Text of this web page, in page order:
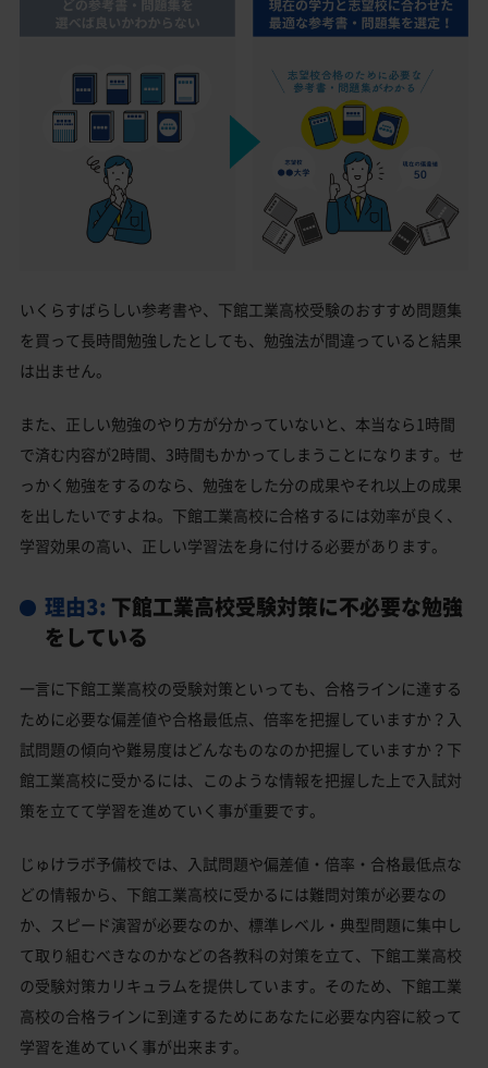
いくらすばらしい参考書や、下館工業高校受験のおすすめ問題集
を買って長時間勉強したとしても、勉強法が間違っていると結果
は出ません。
また、正しい勉強のやり方が分かっていないと、本当なら1時間
で済む内容が2時間、3時間もかかってしまうことになります。せ
っかく勉強をするのなら、勉強をした分の成果やそれ以上の成果
を出したいですよね。下館工業高校に合格するには効率が良く、
学習効果の高い、正しい学習法を身に付ける必要があります。
理由3: 下館工業高校受験対策に不必要な勉強
をしている
一言に下館工業高校の受験対策といっても、合格ラインに達する
ために必要な偏差値や合格最低点、倍率を把握していますか？入
試問題の傾向や難易度はどんなものなのか把握していますか？下
館工業高校に受かるには、このような情報を把握した上で入試対
策を立てて学習を進めていく事が重要です。
じゅけラボ予備校では、入試問題や偏差値・倍率・合格最低点な
どの情報から、下館工業高校に受かるには難問対策が必要なの
か、スピード演習が必要なのか、標準レベル・典型問題に集中し
て取り組むべきなのかなどの各教科の対策を立て、下館工業高校
の受験対策カリキュラムを提供しています。そのため、下館工業
高校の合格ラインに到達するためにあなたに必要な内容に絞って
学習を進めていく事が出来ます。